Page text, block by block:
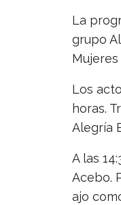
La
grupo
Los
horas.
Alegría
A las
Acebo.
ajo